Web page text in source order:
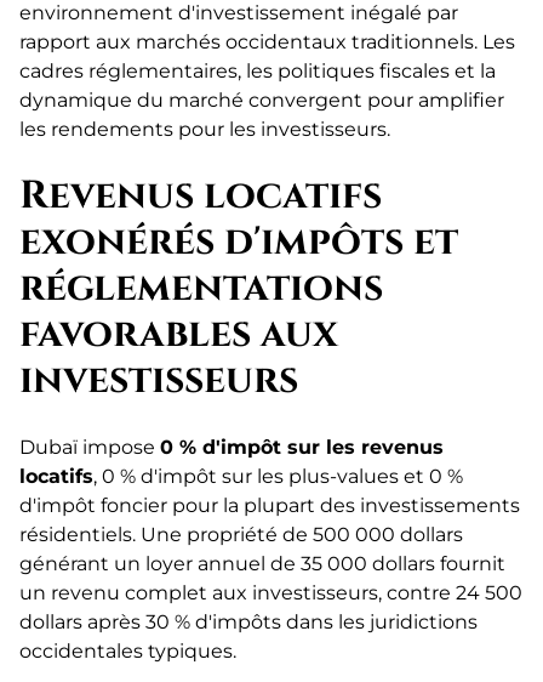
environnement d'investissement inégalé par
rapport aux marchés occidentaux traditionnels. Les
cadres réglementaires, les politiques fiscales et la
dynamique du marché convergent pour amplifier
les rendements pour les investisseurs.
Revenus locatifs
exonérés d'impôts et
réglementations
favorables aux
investisseurs
Dubaï impose 0 % d'impôt sur les revenus
locatifs, 0 % d'impôt sur les plus-values et 0 %
d'impôt foncier pour la plupart des investissements
résidentiels. Une propriété de 500 000 dollars
générant un loyer annuel de 35 000 dollars fournit
un revenu complet aux investisseurs, contre 24 500
dollars après 30 % d'impôts dans les juridictions
occidentales typiques.